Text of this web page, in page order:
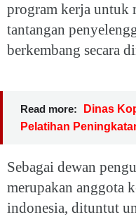
program kerja untuk
tantangan
berkembang secara
Read more:
Dinas
Pelatihan
Sebagai dewan
merupakan anggota
indonesia, dituntut